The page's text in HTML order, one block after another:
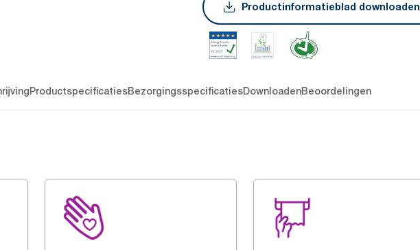
Productinformatieblad downloaden
ProductspecificatiesBezorgingsspecificatiesDownloadenBeoordelingen